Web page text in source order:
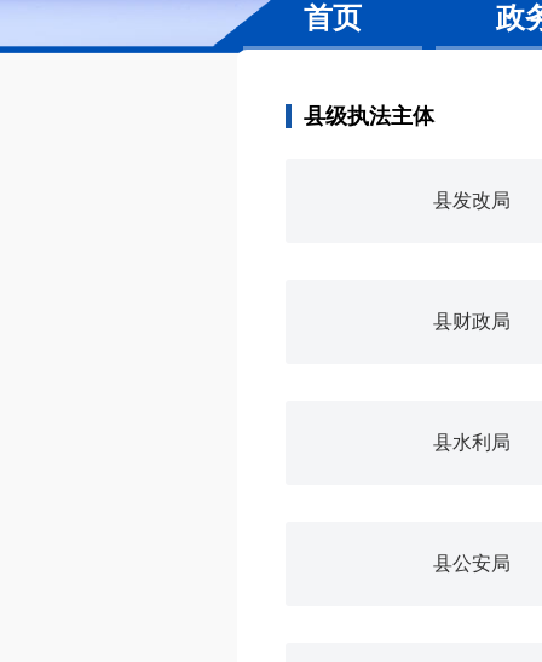
首页 政
县级执法主体
县发改局
县财政局
县水利局
县公安局